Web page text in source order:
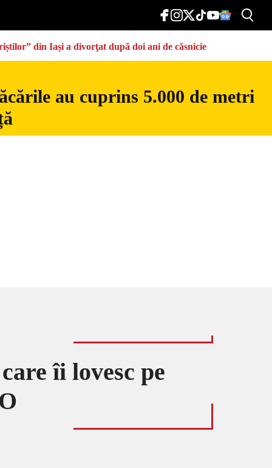
din Iași a divorţat după doi ani de căsnicie
au cuprins 5.000 de metri
îi lovesc pe